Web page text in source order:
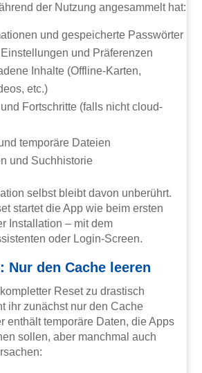
der Nutzung angesammelt hat:
und gespeicherte Passwörter
und Präferenzen
Inhalte (Offline-Karten,
etc.)
Fortschritte (falls nicht cloud-
temporäre Dateien
und Suchhistorie
selbst bleibt davon unberührt.
startet die App wie beim ersten
Installation – mit dem
oder Login-Screen.
Nur den Cache leeren
Reset zu drastisch
ihr zunächst nur den Cache
enthält temporäre Daten, die Apps
sollen, aber manchmal auch